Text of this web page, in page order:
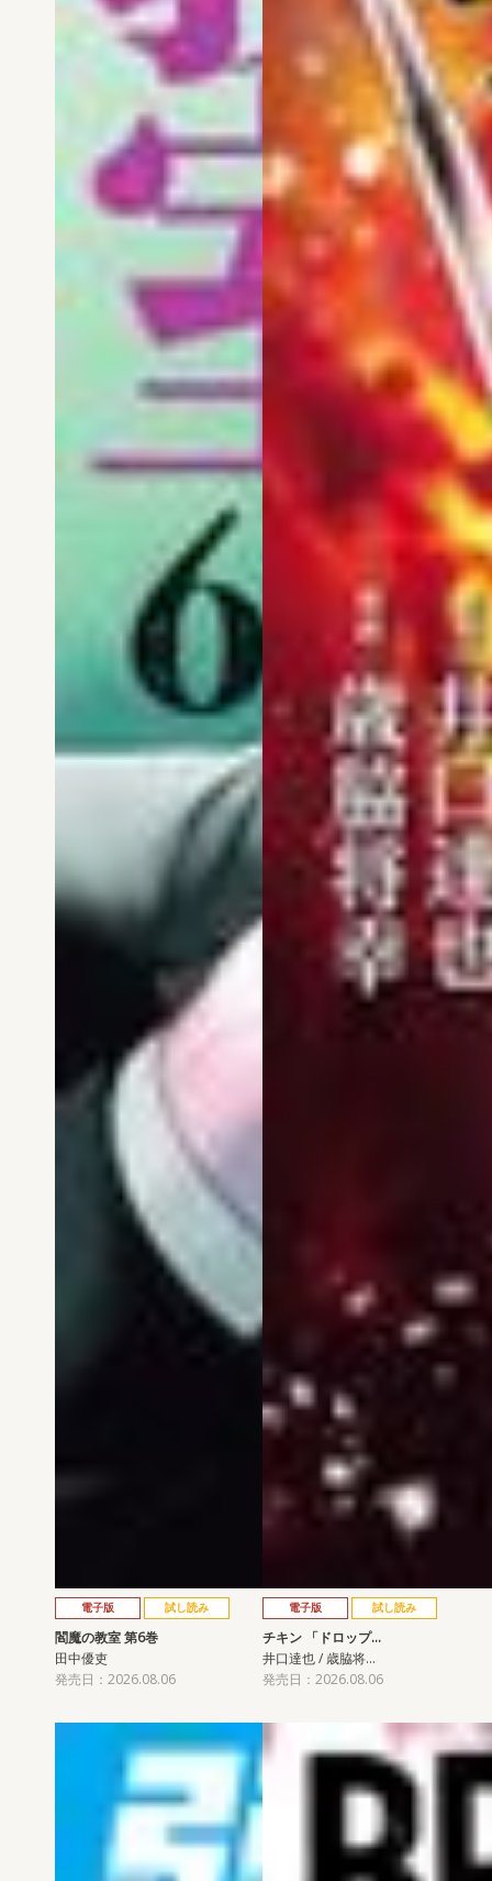
電子版 試し読み
閻魔の教室 第6巻
田中優吏
発売日：2026.08.06
電子版 試し読み
チキン 「ドロップ…
井口達也 / 歳脇将…
発売日：2026.08.06